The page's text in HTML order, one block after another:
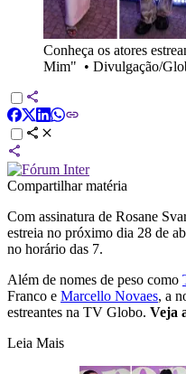
Conheça os atores
Mim" • Divulgação/
Compartilhar matéria
Com assinatura de Rosane
estreia no próximo dia 28 de
no horário das 7.
Além de nomes de peso como
Franco e Marcello Novaes, a
estreantes na TV Globo. Veja
Leia Mais